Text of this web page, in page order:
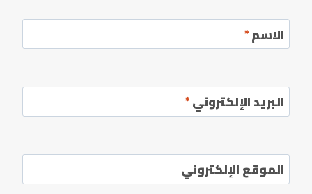
الاسم*
البريد الإلكتروني*
الموقع الإلكتروني